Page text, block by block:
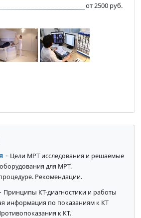
от 2500 руб.
- Цели МРТ исследования и решаемые
для МРТ.
Рекомендации.
Принципы КТ-диагностики и работы
информация по показаниям к КТ
к КТ.